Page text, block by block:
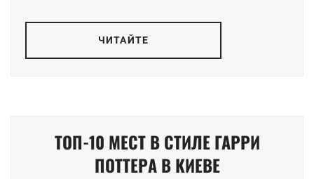
ЧИТАЙТЕ
ТОП-10 МЕСТ В СТИЛЕ ГАРРИ
ПОТТЕРА В КИЕВЕ